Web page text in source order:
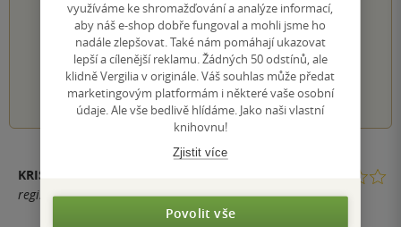
PŘIDEJTE SVÉ HODNOCENÍ KNIHY
Hodnocení našich knihkupců: 0.0 z 5
1 2 3 4 5
KRISTÝNA
registrovaný uživatel
využíváme ke shromažďování a analýze informací,
aby náš e-shop dobře fungoval a mohli jsme ho
nadále zlepšovat. Také nám pomáhají ukazovat
lepší a cílenější reklamu. Žádných 50 odstínů, ale
klidně Vergilia v originále. Váš souhlas může předat
marketingovým platformám i některé vaše osobní
údaje. Ale vše bedlivě hlídáme. Jako naši vlastní
knihovnu!
Zjistit více
Povolit vše